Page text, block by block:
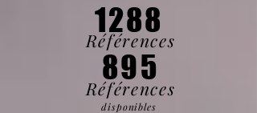
1288
Références
895
Références
disponibles